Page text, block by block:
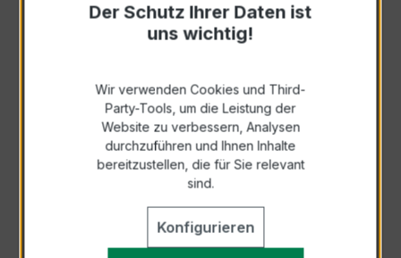
MQN96 (A) - Bimetall-/Wechsel-/AC-
Der Schutz Ihrer Daten ist
uns wichtig!
Wir verwenden Cookies und Third-
Party-Tools, um die Leistung der
Website zu verbessern, Analysen
durchzuführen und Ihnen Inhalte
bereitzustellen, die für Sie relevant
sind.
Konfigurieren